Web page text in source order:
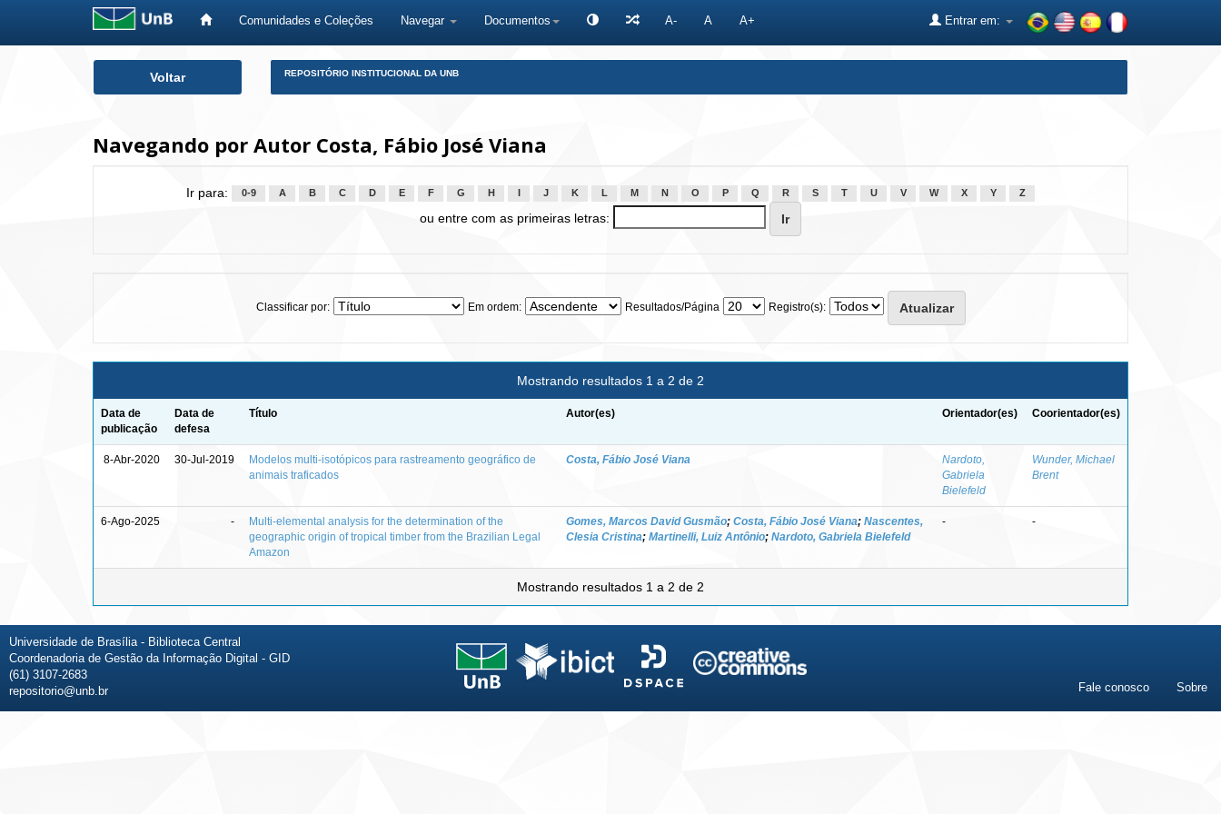
Comunidades e Coleções Navegar Documentos A- A A+ Entrar em:
Voltar REPOSITÓRIO INSTITUCIONAL DA UNB
Navegando por Autor Costa, Fábio José Viana
Ir para: 0-9 A B C D E F G H J K L M N O P Q R S T U V W X Y Z
ou entre com as primeiras letras:
Classificar por: Em ordem: Resultados/Página Registro(s):
Mostrando resultados 1 a 2 de 2
Data de
publicação
Data de
defesa
Título Autor(es) Orientador(es) Coorientador(es)
8-Abr-2020 30-Jul-2019
Modelos multi-isotópicos para rastreamento geográfico de
animais traficados
Costa, Fábio José Viana
Nardoto,
Gabriela
Bielefeld
Wunder, Michael
Brent
6-Ago-2025 -
Multi-elemental analysis for the determination of the
geographic origin of tropical timber from the Brazilian Legal
Amazon
Gomes, Marcos David Gusmão; Costa, Fábio José Viana; Nascentes,
Clesia Cristina; Martinelli, Luiz Antônio; Nardoto, Gabriela Bielefeld
- -
Mostrando resultados 1 a 2 de 2
Universidade de Brasília - Biblioteca Central
Coordenadoria de Gestão da Informação Digital - GID
(61) 3107-2683
repositorio@unb.br
Fale conosco Sobre